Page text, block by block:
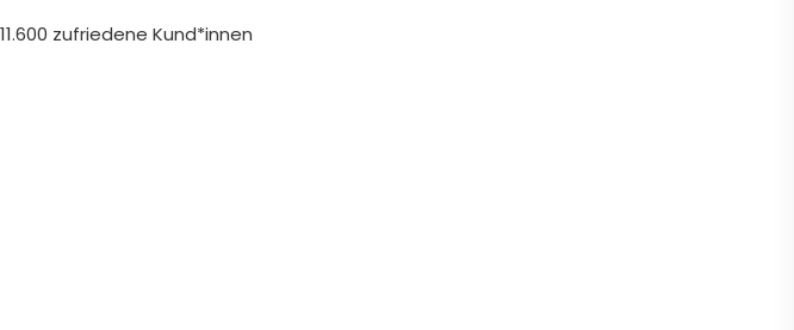
zufriedene Kund*innen